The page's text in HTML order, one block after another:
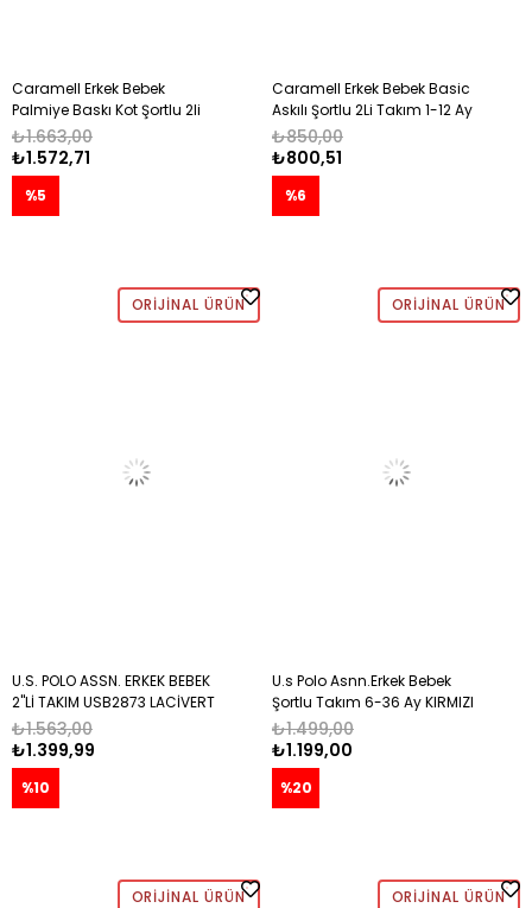
Caramell Erkek Bebek
Palmiye Baskı Kot Şortlu 2li
Takım 6-36 Ay LACİVERT
₺1.572,71
₺1.663,00
%5
Caramell Erkek Bebek Basic
Askılı Şortlu 2Li Takım 1-12 Ay
EKRU
₺800,51
₺850,00
%6
ORIJINAL ÜRÜN
U.S. POLO ASSN. ERKEK BEBEK
2"Lİ TAKIM USB2873 LACİVERT
₺1.399,99
₺1.563,00
%10
ORIJINAL ÜRÜN
U.s Polo Asnn.Erkek Bebek
Şortlu Takım 6-36 Ay KIRMIZI
₺1.199,00
₺1.499,00
%20
ORIJINAL ÜRÜN ORIJINAL ÜRÜN